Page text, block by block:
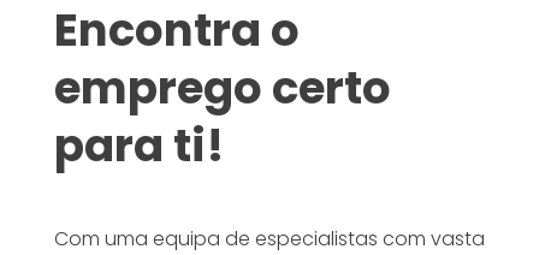
Encontra o
emprego certo
para ti!
Com uma equipa de especialistas com vasta